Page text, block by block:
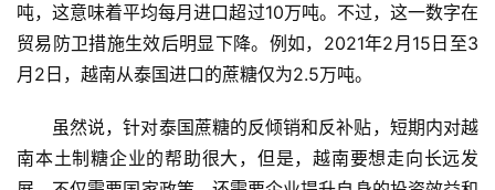
题
频
吨，这意味着平均每月进口超过10万吨。不过，这一数字在
贸易防卫措施生效后明显下降。例如，2021年2月15日至3
月2日，越南从泰国进口的蔗糖仅为2.5万吨。
虽然说，针对泰国蔗糖的反倾销和反补贴，短期内对越
南本土制糖企业的帮助很大，但是，越南要想走向长远发